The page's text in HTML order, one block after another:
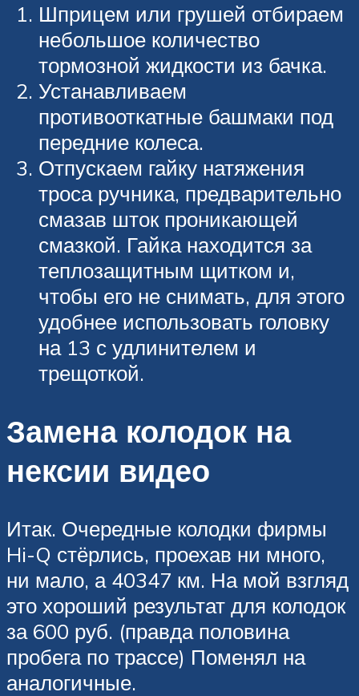
Шприцем или грушей отбираем
небольшое количество
тормозной жидкости из бачка.
Устанавливаем
противооткатные башмаки под
передние колеса.
Отпускаем гайку натяжения
троса ручника, предварительно
смазав шток проникающей
смазкой. Гайка находится за
теплозащитным щитком и,
чтобы его не снимать, для этого
удобнее использовать головку
на 13 с удлинителем и
трещоткой.
Замена колодок на
нексии видео
Итак. Очередные колодки фирмы
Hi-Q стёрлись, проехав ни много,
ни мало, а 40347 км. На мой взгляд
это хороший результат для колодок
за 600 руб. (правда половина
пробега по трассе) Поменял на
аналогичные.